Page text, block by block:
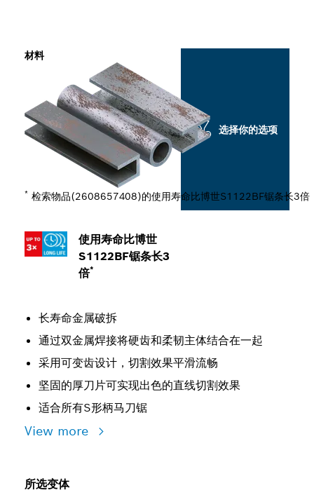
使用寿命比博世
S1122BF锯条长3
倍*
长寿命金属破拆
通过双金属焊接将硬齿和柔韧主体结合在一起
采用可变齿设计，切割效果平滑流畅
坚固的厚刀片可实现出色的直线切割效果
适合所有S形柄马刀锯
View more
材料
* 检索物品(2608657408)的使用寿命比博世S1122BF锯条长3倍
选择你的选项
所选变体